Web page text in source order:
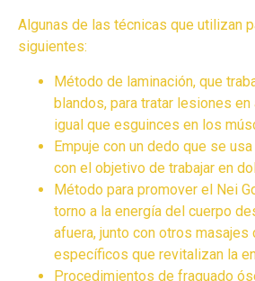
Algunas de las técnicas que utilizan
siguientes:
Método de laminación, que
blandos, para tratar lesiones
igual que esguinces en los
Empuje con un dedo que se
con el objetivo de trabajar en
Método para promover el Nei
torno a la energía del cuerpo
afuera, junto con otros masajes
específicos que revitalizan la
Procedimientos de fraguado